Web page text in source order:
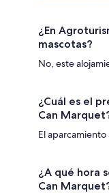
¿En
mascotas?
No, este
¿Cuál es el
Can
El
¿A qué hora
Can